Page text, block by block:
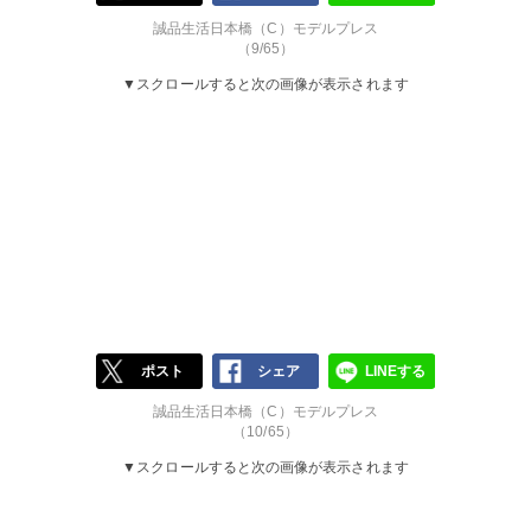
誠品生活日本橋（C）モデルプレス
（9/65）
▼スクロールすると次の画像が表示されます
ポスト シェア LINEする
誠品生活日本橋（C）モデルプレス
（10/65）
▼スクロールすると次の画像が表示されます